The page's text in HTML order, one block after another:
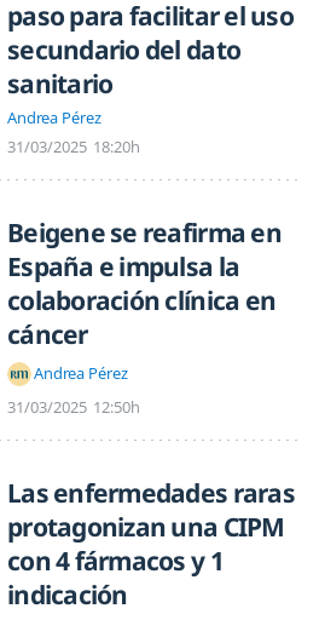
paso para facilitar el uso
secundario del dato
sanitario
Andrea Pérez
31/03/2025 18:20h
Beigene se reafirma en
España e impulsa la
colaboración clínica en
cáncer
Andrea Pérez
31/03/2025 12:50h
Las enfermedades raras
protagonizan una CIPM
con 4 fármacos y 1
indicación